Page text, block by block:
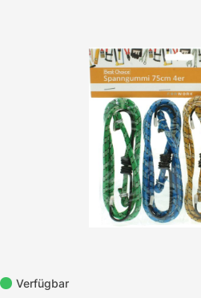
Bildergalerie überspringen
Verfügbar